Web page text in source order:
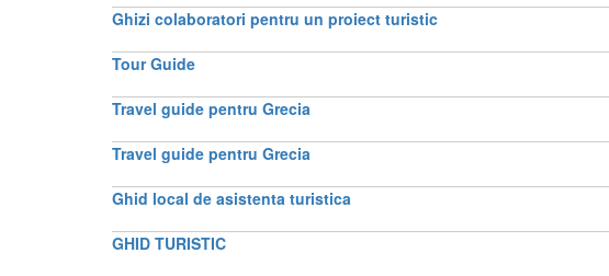
Ghizi colaboratori pentru un proiect turistic
Tour Guide
Travel guide pentru Grecia
Travel guide pentru Grecia
Ghid local de asistenta turistica
GHID TURISTIC